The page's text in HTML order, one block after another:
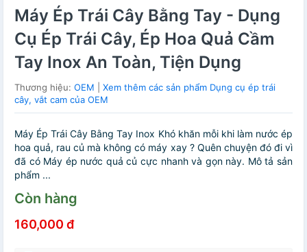
Máy Ép Trái Cây Bằng Tay - Dụng
Cụ Ép Trái Cây, Ép Hoa Quả Cầm
Tay Inox An Toàn, Tiện Dụng
Thương hiệu: OEM
Xem thêm các sản phẩm Dụng cụ ép trái
cây, vắt cam của OEM
Máy Ép Trái Cây Bằng Tay Inox Khó khăn mỗi khi làm nước ép
hoa quả, rau củ mà không có máy xay ? Quên chuyện đó đi vì
đã có Máy ép nước quả củ cực nhanh và gọn này. Mô tả sản
phẩm ...
Còn hàng
160,000 đ